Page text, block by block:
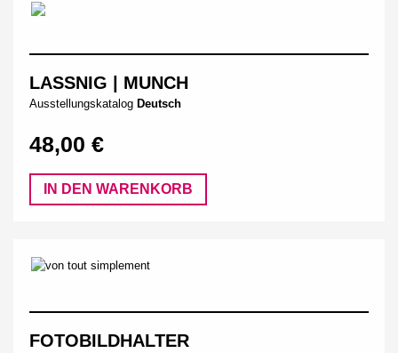
LASSNIG | MUNCH
Ausstellungskatalog Deutsch
48,00 €
IN DEN WARENKORB
FOTOBILDHALTER